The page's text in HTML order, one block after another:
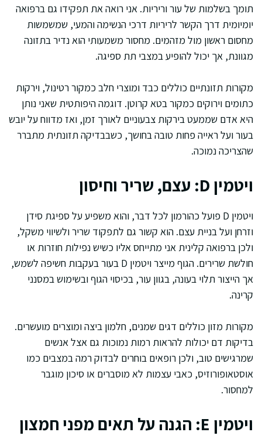
תומך בשלמות של עור וריריות. אני רואה את תפקידו גם ברפואה
יומיומית דרך הקשר לריריות דרכי הנשימה והמעי, שמשמשות
מחסום ראשון מול מזהמים. מחסור משמעותי הוא נדיר בתזונה
מגוונת, אך יכול להופיע במצבי תת ספיגה.
מקורות תזונתיים כוללים כבד ומוצרי חלב כמקור רטינול, וירקות
כתומים וירוקים כמקור בטא קרוטן. דוגמה היפותטית שאני נותן
היא אדם שממעט בירקות צבעוניים לאורך זמן, ואז מדווח על יובש
בעור ועל ראייה פחות טובה בחושך, כשבבדיקה תזונתית מתברר
שהצריכה נמוכה.
ויטמין D: עצם, שריר וחיסון
ויטמין D פועל כהורמון לכל דבר, והוא משפיע על ספיגת סידן
וזרחן ועל בניית עצם. הוא קשור גם לתפקוד שריר ולשיווי משקל,
ולכן ברפואה קלינית אני מתייחס אליו כשיש נפילות חוזרות או
חולשת שרירים. הגוף מייצר ויטמין D בעור בעקבות חשיפה לשמש,
אך הייצור תלוי בעונה, בגוון עור, בכיסוי הגוף ובשימוש במסנני
קרינה.
מקורות מזון כוללים דגים שמנים, חלמון ביצה ומוצרים מועשרים.
בדיקות דם יכולות להראות רמות נמוכות גם אצל אנשים
שמרגישים טוב, ולכן רופאים בוחרים לבדוק רמה במצבים כמו
אוסטאופורוזיס, כאבי עצמות לא מוסברים או סיכון מוגבר
למחסור.
ויטמין E: הגנה על תאים מפני חמצון